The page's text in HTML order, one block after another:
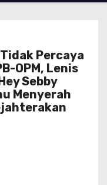
Percaya
OPM, Lenis
Sebby
Menyerah